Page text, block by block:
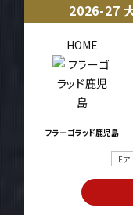
2026-27
HOME
フラーゴラッド鹿児島
Fア